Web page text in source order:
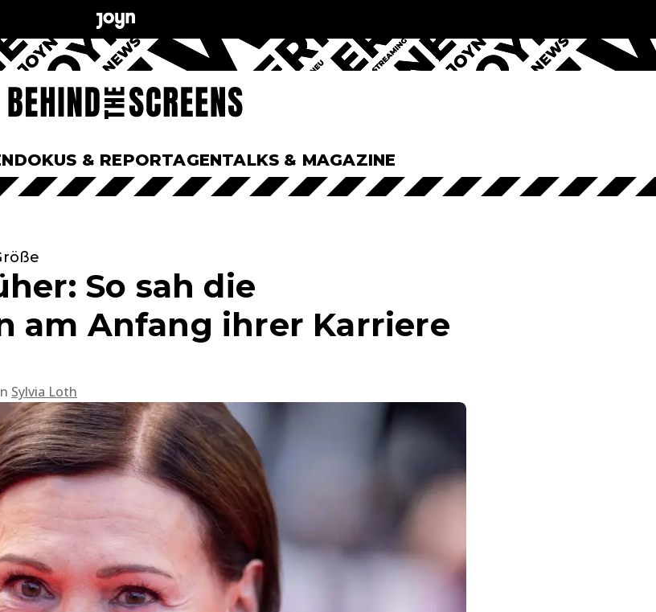
DOKUS & REPORTAGENTALKS & MAGAZINE
So sah die
am Anfang ihrer Karriere
Sylvia Loth